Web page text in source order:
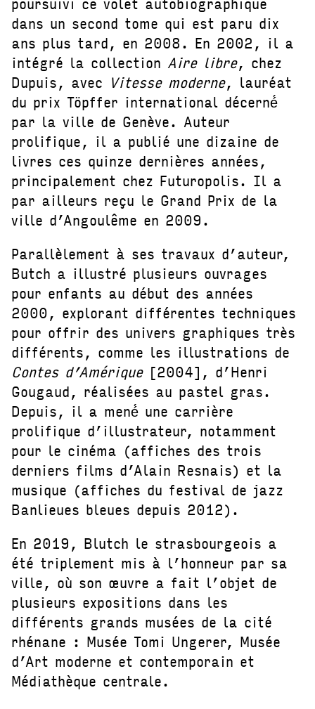
dans un second tome qui est paru dix
ans plus tard, en 2008. En 2002, il a
intégré la collection Aire libre, chez
Dupuis, avec Vitesse moderne, lauréat
du prix Töpffer international décerné́
par la ville de Genève. Auteur
prolifique, il a publié une dizaine de
livres ces quinze dernières années,
principalement chez Futuropolis. Il a
par ailleurs reçu le Grand Prix de la
ville d’Angoulême en 2009.
Parallèlement à ses travaux d’auteur,
Butch a illustré plusieurs ouvrages
pour enfants au début des années
2000, explorant différentes techniques
pour offrir des univers graphiques très
différents, comme les illustrations de
Contes d’Amérique [2004], d’Henri
Gougaud, réalisées au pastel gras.
Depuis, il a mené́ une carrière
prolifique d’illustrateur, notamment
pour le cinéma (affiches des trois
derniers films d’Alain Resnais) et la
musique (affiches du festival de jazz
Banlieues bleues depuis 2012).
En 2019, Blutch le strasbourgeois a
été triplement mis à l’honneur par sa
ville, où son œuvre a fait l’objet de
plusieurs expositions dans les
différents grands musées de la cité
rhénane : Musée Tomi Ungerer, Musée
d’Art moderne et contemporain et
Médiathèque centrale.